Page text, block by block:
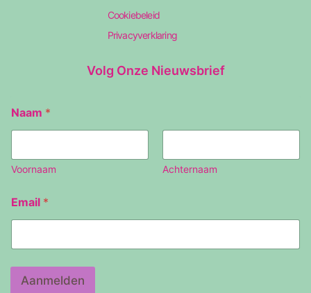
Cookiebeleid
Privacyverklaring
Volg Onze Nieuwsbrief
Naam *
Voornaam Achternaam
a
a
E
a
Email *
Aanmelden